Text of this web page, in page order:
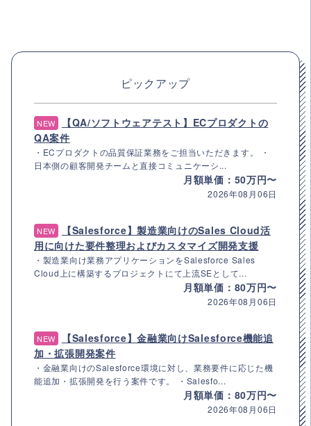
ピックアップ
NEW
【QA/ソフトウェアテスト】ECプロダクトの
QA案件
・ECプロダクトの品質保証業務をご担当いただきます。 ・
日本側の顧客開発チームと直接コミュニケーシ...
月額単価：50万円〜
2026年08月06日
NEW
【Salesforce】製造業向けのSales Cloud活
用に向けた要件整理およびカスタマイズ開発支援
・製造業向け業務アプリケーションをSalesforce Sales
Cloud上に構築するプロジェクトにて上流SEとして...
月額単価：80万円〜
2026年08月06日
NEW
【Salesforce】金融業向けSalesforce機能追
加・拡張開発案件
・金融業向けのSalesforce環境に対し、業務要件に応じた機
能追加・拡張開発を行う案件です。 ・Salesfo...
月額単価：80万円〜
2026年08月06日